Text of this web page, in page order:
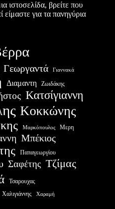
ιστοσελίδα, βρείτε που
είμαστε για τα πανηγύρια
Γεωργαντά Γιαννακά
Διαμαντη Ζωιδάκης
Κατσίγιαννη
Κοκκώνης
Μαρκόπουλος Μερη
Μπέκιος
Παπαγεωργίου
Σαφέτης Τζίμας
Τσαρουχας
Χαλιγιάννης Χαραμή